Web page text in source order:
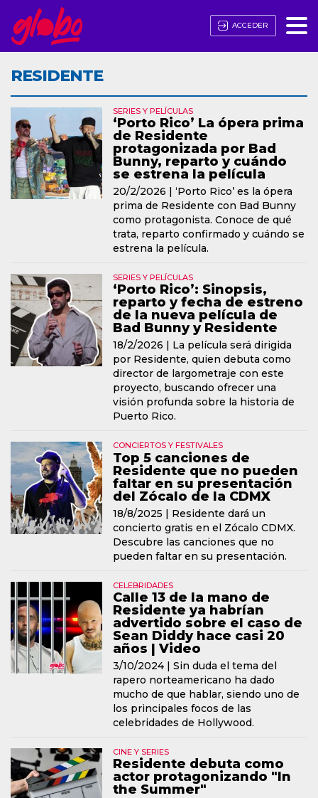
ACCEDER
RESIDENTE
SERIES Y PELÍCULAS
‘Porto Rico’ La ópera prima
de Residente
protagonizada por Bad
Bunny, reparto y cuándo
se estrena la película
20/2/2026 |‘Porto Rico’ es la ópera
prima de Residente con Bad Bunny
como protagonista. Conoce de qué
trata, reparto confirmado y cuándo se
estrena la película.
SERIES Y PELÍCULAS
‘Porto Rico’: Sinopsis,
reparto y fecha de estreno
de la nueva película de
Bad Bunny y Residente
18/2/2026 | La película será dirigida
por Residente, quien debuta como
director de largometraje con este
proyecto, buscando ofrecer una
visión profunda sobre la historia de
Puerto Rico.
CONCIERTOS Y FESTIVALES
Top 5 canciones de
Residente que no pueden
faltar en su presentación
del Zócalo de la CDMX
18/8/2025 | Residente dará un
concierto gratis en el Zócalo CDMX.
Descubre las canciones que no
pueden faltar en su presentación.
CELEBRIDADES
Calle 13 de la mano de
Residente ya habrían
advertido sobre el caso de
Sean Diddy hace casi 20
años | Video
3/10/2024 |Sin duda el tema del
rapero norteamericano ha dado
mucho de que hablar, siendo uno de
los principales focos de las
celebridades de Hollywood.
CINE Y SERIES
Residente debuta como
actor protagonizando "In
the Summer"